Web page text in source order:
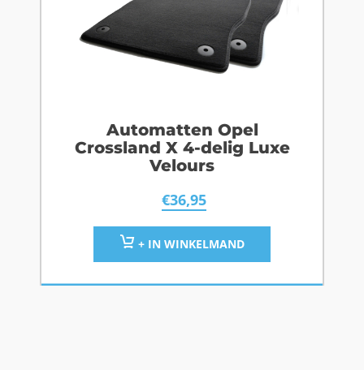
Automatten Opel
Crossland X 4-delig Luxe
Velours
€36,95
+ IN WINKELMAND